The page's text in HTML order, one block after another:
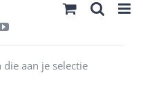
aan je selectie